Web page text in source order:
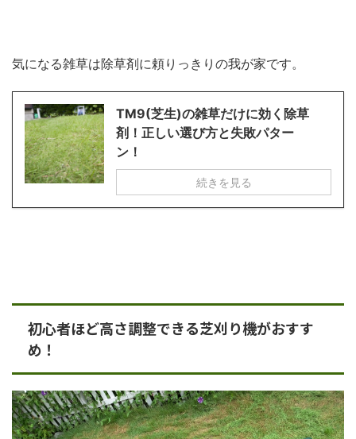
気になる雑草は除草剤に頼りっきりの我が家です。
TM9(芝生)の雑草だけに効く除草
剤！正しい選び方と失敗パター
ン！
続きを見る
初心者ほど高さ調整できる芝刈り機がおすす
め！